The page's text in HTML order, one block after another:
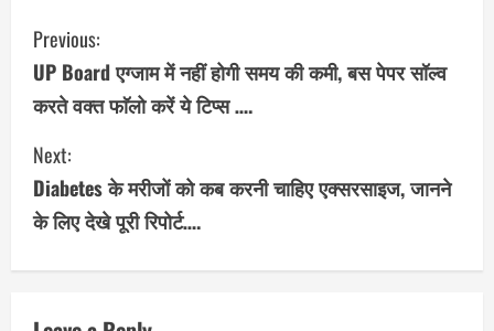
C
o
n
t
i
n
Previous:
UP Board एग्जाम में नहीं होगी समय की कमी, बस पेपर सॉल्व
करते वक्त फाॅलो करें ये टिप्स ….
Next:
Diabetes के मरीजों को कब करनी चाहिए एक्सरसाइज, जानने
के लिए देखे पूरी रिपोर्ट….